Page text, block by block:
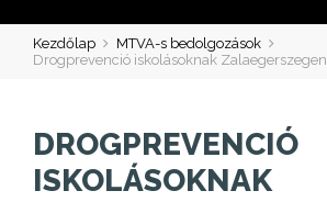
Kezdőlap
MTVA-s bedolgozások
Drogprevenció iskolásoknak Zalaegerszegen
DROGPREVENCIÓ
ISKOLÁSOKNAK